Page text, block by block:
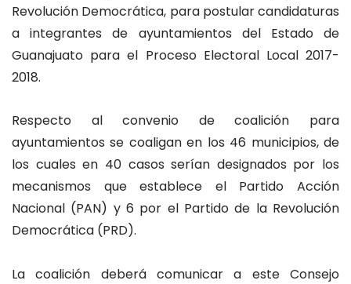
Revolución Democrática, para postular candidaturas
a integrantes de ayuntamientos del Estado de
Guanajuato para el Proceso Electoral Local 2017-
2018.
Respecto al convenio de coalición para
ayuntamientos se coaligan en los 46 municipios, de
los cuales en 40 casos serían designados por los
mecanismos que establece el Partido Acción
Nacional (PAN) y 6 por el Partido de la Revolución
Democrática (PRD).
La coalición deberá comunicar a este Consejo